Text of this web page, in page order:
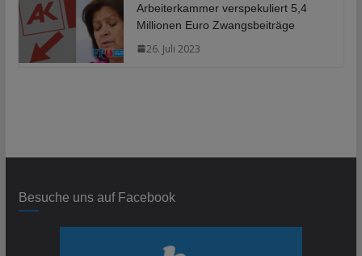
Arbeiterkammer verspekuliert 5,4
Millionen Euro Zwangsbeiträge
26. Juli 2023
Besuche uns auf Facebook